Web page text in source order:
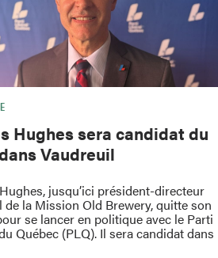
Hughes sera candidat du
Vaudreuil
jusqu’ici président-directeur
de la Mission Old Brewery, quitte son
se lancer en politique avec le Parti
Québec (PLQ). Il sera candidat dans